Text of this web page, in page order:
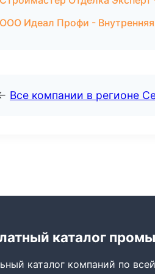
ООО Идеал Профи -
Все компании в регионе
каталог
каталог компаний по